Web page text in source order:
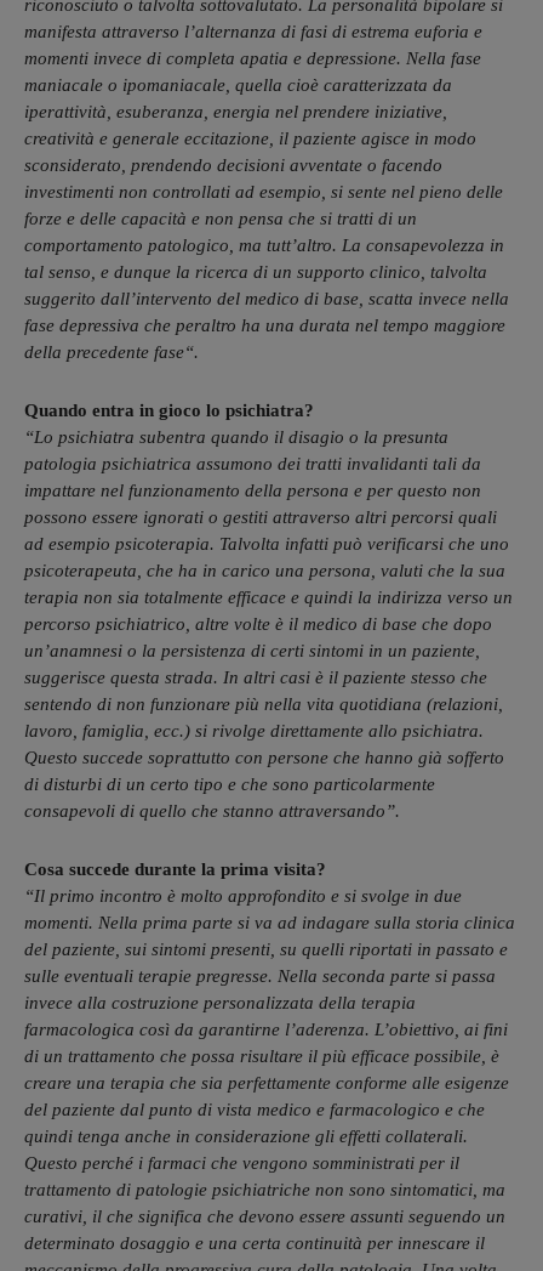
riconosciuto o talvolta sottovalutato. La personalità bipolare si
manifesta attraverso l’alternanza di fasi di estrema euforia e
momenti invece di completa apatia e depressione. Nella fase
maniacale o ipomaniacale, quella cioè caratterizzata da
iperattività, esuberanza, energia nel prendere iniziative,
creatività e generale eccitazione, il paziente agisce in modo
sconsiderato, prendendo decisioni avventate o facendo
investimenti non controllati ad esempio, si sente nel pieno delle
forze e delle capacità e non pensa che si tratti di un
comportamento patologico, ma tutt’altro. La consapevolezza in
tal senso, e dunque la ricerca di un supporto clinico, talvolta
suggerito dall’intervento del medico di base, scatta invece nella
fase depressiva che peraltro ha una durata nel tempo maggiore
della precedente fase“.
Quando entra in gioco lo psichiatra?
“Lo psichiatra subentra quando il disagio o la presunta
patologia psichiatrica assumono dei tratti invalidanti tali da
impattare nel funzionamento della persona e per questo non
possono essere ignorati o gestiti attraverso altri percorsi quali
ad esempio psicoterapia. Talvolta infatti può verificarsi che uno
psicoterapeuta, che ha in carico una persona, valuti che la sua
terapia non sia totalmente efficace e quindi la indirizza verso un
percorso psichiatrico, altre volte è il medico di base che dopo
un’anamnesi o la persistenza di certi sintomi in un paziente,
suggerisce questa strada. In altri casi è il paziente stesso che
sentendo di non funzionare più nella vita quotidiana (relazioni,
lavoro, famiglia, ecc.) si rivolge direttamente allo psichiatra.
Questo succede soprattutto con persone che hanno già sofferto
di disturbi di un certo tipo e che sono particolarmente
consapevoli di quello che stanno attraversando”.
Cosa succede durante la prima visita?
“Il primo incontro è molto approfondito e si svolge in due
momenti. Nella prima parte si va ad indagare sulla storia clinica
del paziente, sui sintomi presenti, su quelli riportati in passato e
sulle eventuali terapie pregresse. Nella seconda parte si passa
invece alla costruzione personalizzata della terapia
farmacologica così da garantirne l’aderenza. L’obiettivo, ai fini
di un trattamento che possa risultare il più efficace possibile, è
creare una terapia che sia perfettamente conforme alle esigenze
del paziente dal punto di vista medico e farmacologico e che
quindi tenga anche in considerazione gli effetti collaterali.
Questo perché i farmaci che vengono somministrati per il
trattamento di patologie psichiatriche non sono sintomatici, ma
curativi, il che significa che devono essere assunti seguendo un
determinato dosaggio e una certa continuità per innescare il